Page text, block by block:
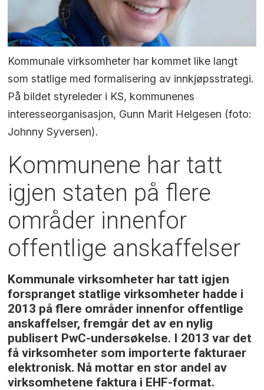
Kommunale virksomheter har kommet like langt
som statlige med formalisering av innkjøpsstrategi.
På bildet styreleder i KS, kommunenes
interesseorganisasjon, Gunn Marit Helgesen (foto:
Johnny Syversen).
Kommunene har tatt
igjen staten på flere
områder innenfor
offentlige anskaffelser
Kommunale virksomheter har tatt igjen
forspranget statlige virksomheter hadde i
2013 på flere områder innenfor offentlige
anskaffelser, fremgår det av en nylig
publisert PwC-undersøkelse. I 2013 var det
få virksomheter som importerte fakturaer
elektronisk. Nå mottar en stor andel av
virksomhetene faktura i EHF-format.